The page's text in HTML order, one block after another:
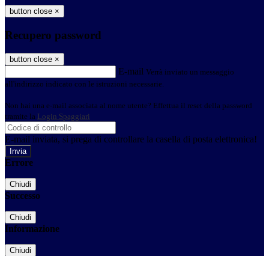
button close ×
Recupero password
button close ×
E-mail Verrà inviato un messaggio
all'indirizzo indicato con le istruzioni necessarie.
Non hai una e-mail associata al nome utente? Effettua il reset della password
tramite la Login Spaggiari
E-mail inviata, si prega di controllare la casella di posta elettronica!
Errore
Chiudi
Successo
Chiudi
Informazione
Chiudi